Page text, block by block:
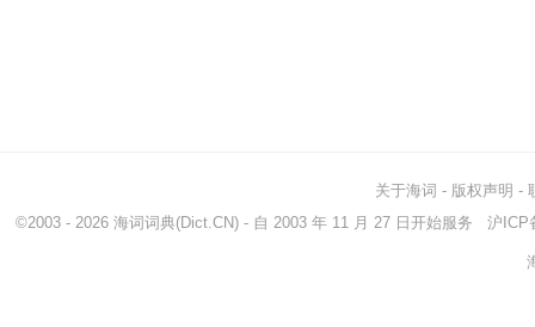
关于海词 - 版权声明 -
©2003 - 2026 海词词典(Dict.CN) - 自 2003 年 11 月 27 日开始服务 沪ICP